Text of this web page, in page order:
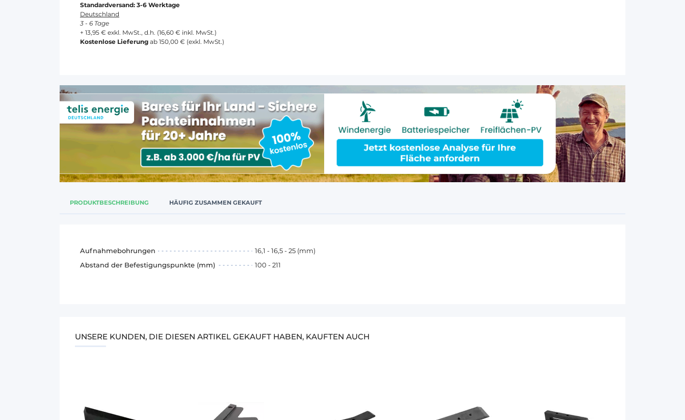
Standardversand: 3-6 Werktage
Deutschland
3 - 6 Tage
+ 13,95 € exkl. MwSt., d.h. (16,60 € inkl. MwSt.)
Kostenlose Lieferung ab 150,00 € (exkl. MwSt.)
PRODUKTBESCHREIBUNG HÄUFIG ZUSAMMEN GEKAUFT
Aufnahmebohrungen
16,1 - 16,5 - 25 (mm)
Abstand der Befestigungspunkte (mm)
100 - 211
UNSERE KUNDEN, DIE DIESEN ARTIKEL GEKAUFT HABEN, KAUFTEN AUCH